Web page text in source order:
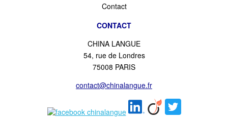
Contact
CONTACT
CHINA LANGUE
54, rue de Londres
75008 PARIS
contact@chinalangue.fr